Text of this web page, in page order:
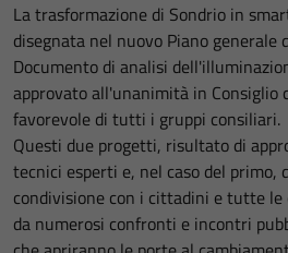
La trasformazione di Sondrio in
disegnata nel nuovo Piano generale
Documento di analisi
approvato all'unanimità in Consiglio
favorevole di tutti i gruppi consiliari.
Questi due progetti, risultato di
tecnici esperti e, nel caso del primo,
condivisione con i cittadini e tutte
da numerosi confronti e incontri